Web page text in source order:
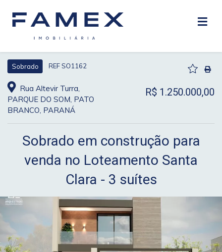
Sobrado REF SO1162
Rua Altevir Turra,
PARQUE DO SOM, PATO
BRANCO, PARANÁ
R$ 1.250.000,00
Sobrado em construção para
venda no Loteamento Santa
Clara - 3 suítes